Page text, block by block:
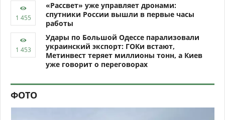
«Рассвет» уже управляет дронами:
спутники России вышли в первые часы
работы
Удары по Большой Одессе парализовали
украинский экспорт: ГОКи встают,
Метинвест теряет миллионы тонн, а Киев
уже говорит о переговорах
ФОТО